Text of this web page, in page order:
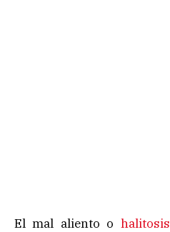
El mal aliento o halitosis